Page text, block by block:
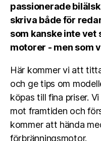
passionerade
skriva både för
som kanske inte vet
motorer - men som
Här kommer vi att
och ge tips om
köpas till fina priser.
mot framtiden och
kommer att hända
förbränningsmotor.